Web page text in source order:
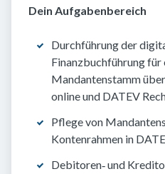
Dein Aufgabenbereich
Durchführung der
Finanzbuchführung
Mandantenstamm
online und DATEV
Pflege von
Kontenrahmen in
Debitoren‑ und